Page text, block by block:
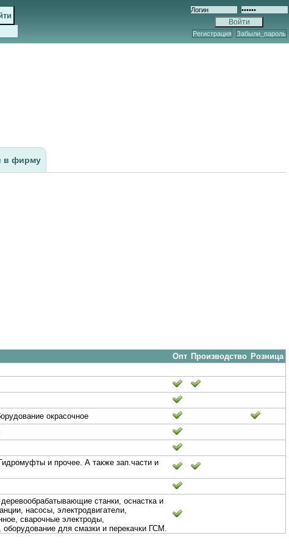
Регистрация Забыли_пароль
в фирму
Опт Производство Розница
окрасочное
и прочее. А также зап.части и
станки, оснастка и
насосы, электродвигатели,
сварочные электроды,
оборудование для смазки и перекачки ГСМ.